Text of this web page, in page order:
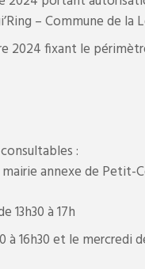
– Commune de la
2024 fixant le
:
annexe de Petit-
13h30 à 17h
16h30 et le mercredi